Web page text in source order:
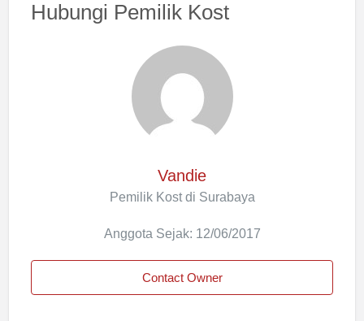
Hubungi Pemilik Kost
Vandie
Pemilik Kost di Surabaya
Anggota Sejak: 12/06/2017
Contact Owner